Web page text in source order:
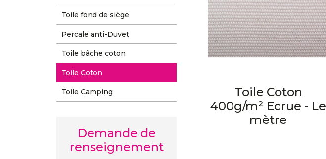
Toile Coton
400g/m² Ecrue - Le
mètre
Toile fond de siège
Percale anti-Duvet
Toile bâche coton
Toile Coton
Toile Camping
Demande de
renseignement